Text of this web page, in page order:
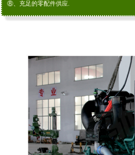
⑧、充足的零配件供应.